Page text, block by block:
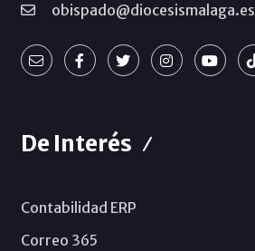
obispado@diocesismalaga.es
De Interés
Contabilidad ERP
Correo 365